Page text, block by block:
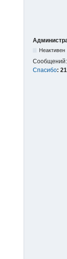
Неактивен
Сообщений:
Спасибо: